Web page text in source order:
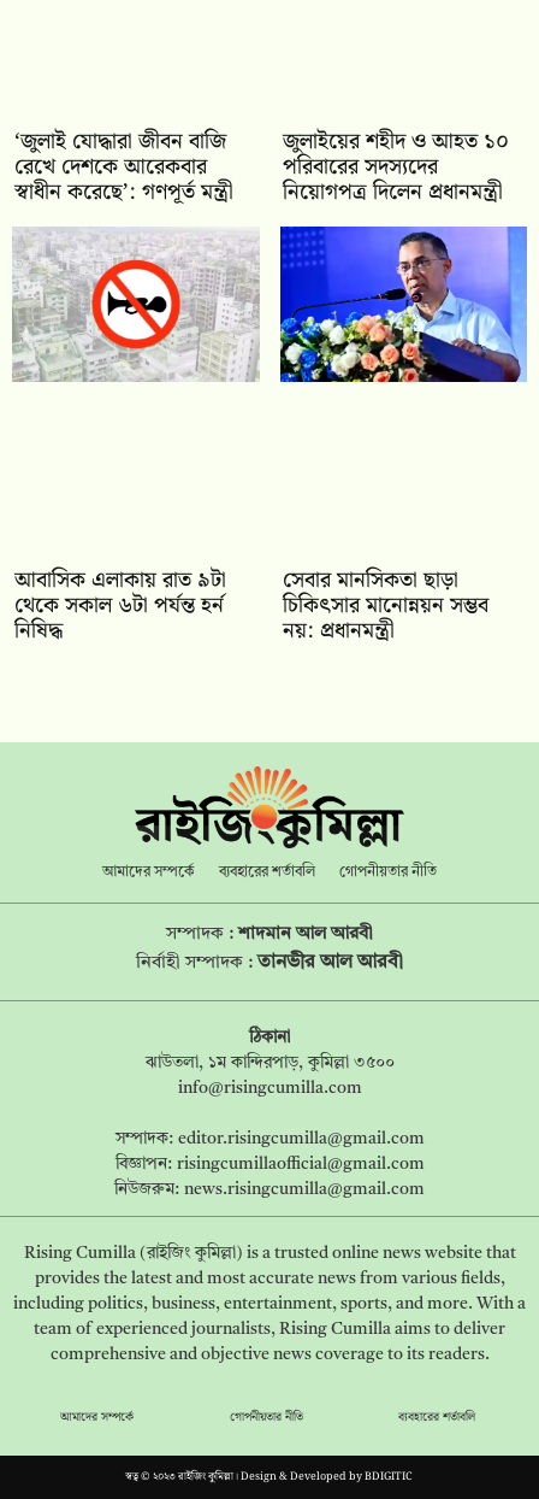
‘জুলাই যোদ্ধারা জীবন বাজি
রেখে দেশকে আরেকবার
স্বাধীন করেছে’: গণপূর্ত মন্ত্রী
জুলাইয়ের শহীদ ও আহত ১০
পরিবারের সদস্যদের
নিয়োগপত্র দিলেন প্রধানমন্ত্রী
আবাসিক এলাকায় রাত ৯টা
থেকে সকাল ৬টা পর্যন্ত হর্ন
নিষিদ্ধ
সেবার মানসিকতা ছাড়া
চিকিৎসার মানোন্নয়ন সম্ভব
নয়: প্রধানমন্ত্রী
আমাদের সম্পর্কে ব্যবহারের শর্তাবলি গোপনীয়তার নীতি
সম্পাদক :শাদমান আল আরবী
নির্বাহী সম্পাদক : তানভীর আল আরবী
ঠিকানা
ঝাউতলা, ১ম কান্দিরপাড়, কুমিল্লা ৩৫০০
info@risingcumilla.com
সম্পাদক: editor.risingcumilla@gmail.com
বিজ্ঞাপন: risingcumillaofficial@gmail.com
নিউজরুম: news.risingcumilla@gmail.com
Rising Cumilla (রাইজিং কুমিল্লা) is a trusted online news website that
provides the latest and most accurate news from various fields,
including politics, business, entertainment, sports, and more. With a
team of experienced journalists, Rising Cumilla aims to deliver
comprehensive and objective news coverage to its readers.
আমাদের সম্পর্কে গোপনীয়তার নীতি ব্যবহারের শর্তাবলি
স্বত্ব © ২০২৩ রাইজিং কুমিল্লা। Design & Developed byBDIGITIC